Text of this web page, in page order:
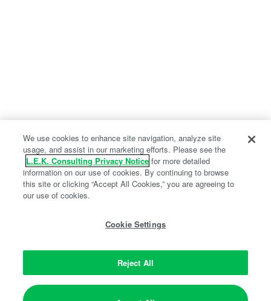
We use cookies to enhance site navigation, analyze site
usage, and assist in our marketing efforts. Please see the
L.E.K. Consulting Privacy Notice for more detailed
information on our use of cookies. By continuing to browse
this site or clicking “Accept All Cookies,” you are agreeing to
our use of cookies.
Cookie Settings
Reject All